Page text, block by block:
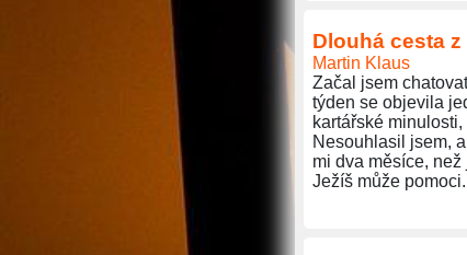
Dlouhá cesta
Martin Klaus
Začal jsem
týden se objevila
kartářské
Nesouhlasil jsem,
mi dva měsíce,
Ježíš může